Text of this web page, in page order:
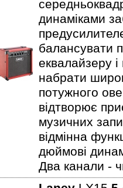
динаміками
балансувати
еквалайзеру
набрати
потужного
відтворює
музичних
відмінна
дюймові
Два канали -